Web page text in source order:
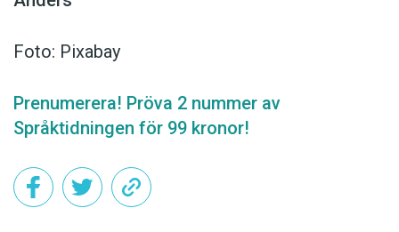
Foto: Pixabay
Prenumerera! Pröva 2 nummer av
Språktidningen för 99 kronor!